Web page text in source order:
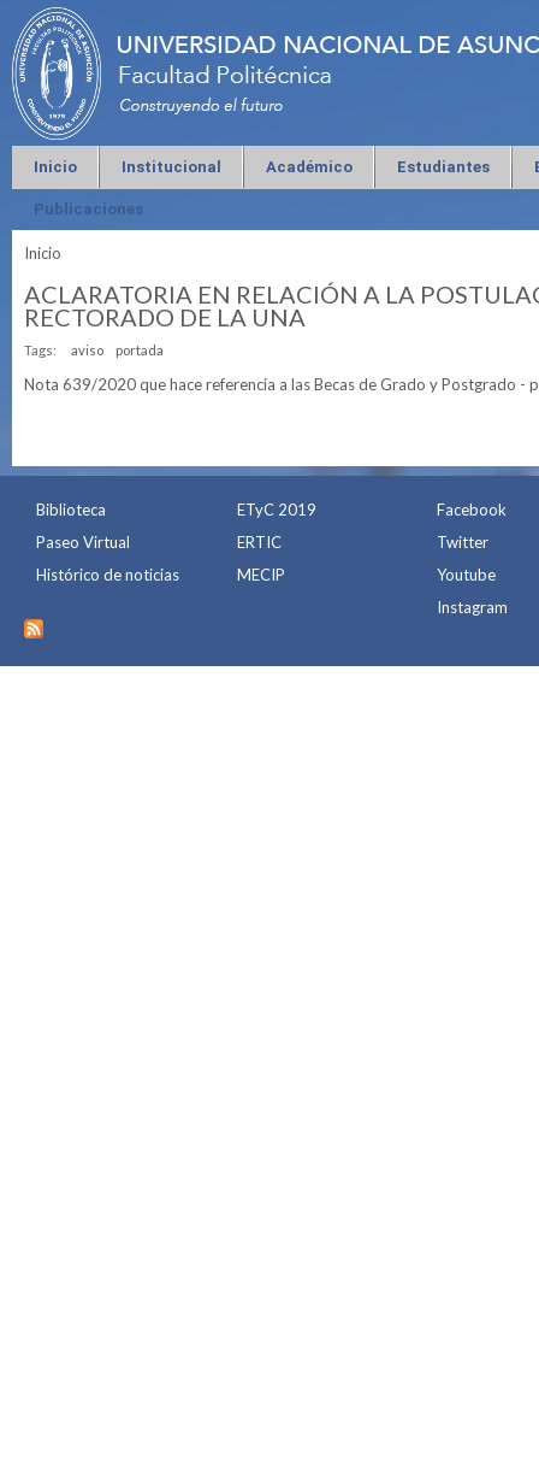
Inicio Institucional Académico Estudiantes
Publicaciones
Se encuentra usted aquí
Inicio
ACLARATORIA EN RELACIÓN A LA
RECTORADO DE LA UNA
Tags: aviso portada
Nota 639/2020 que hace referencia a las Becas de Grado y Postgrado
Biblioteca
Paseo Virtual
Histórico de noticias
ETyC 2019
ERTIC
MECIP
Facebook
Twitter
Youtube
Instagram